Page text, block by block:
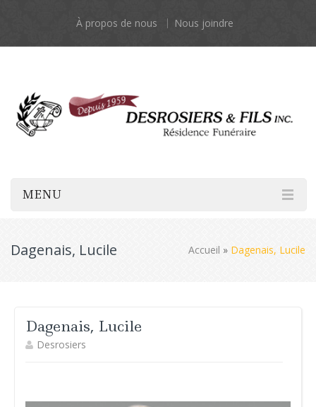
À propos de nous Nous joindre
MENU
Dagenais, Lucile Accueil » Dagenais, Lucile
Dagenais, Lucile
Desrosiers